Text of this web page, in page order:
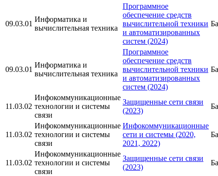
09.03.01
Информатика и
вычислительная техника
Программное
обеспечение средств
вычислительной техники
и автоматизированных
систем (2024)
09.03.01
Информатика и
вычислительная техника
Программное
обеспечение средств
вычислительной техники
и автоматизированных
систем (2024)
11.03.02
Инфокоммуникационные
технологии и системы
связи
Защищенные сети связи
(2023)
11.03.02
Инфокоммуникационные
технологии и системы
связи
Инфокоммуникационные
сети и системы (2020,
2021, 2022)
11.03.02
Инфокоммуникационные
технологии и системы
связи
Защищенные сети связи
(2023)